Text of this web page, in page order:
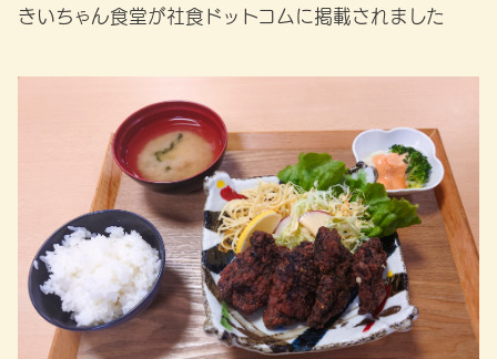
きいちゃん食堂が社食ドットコムに掲載されました